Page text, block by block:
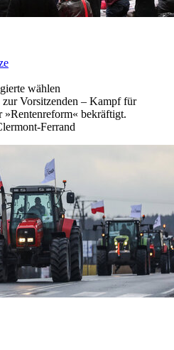
wählen
Vorsitzenden – Kampf für
»Rentenreform« bekräftigt.
Ferrand